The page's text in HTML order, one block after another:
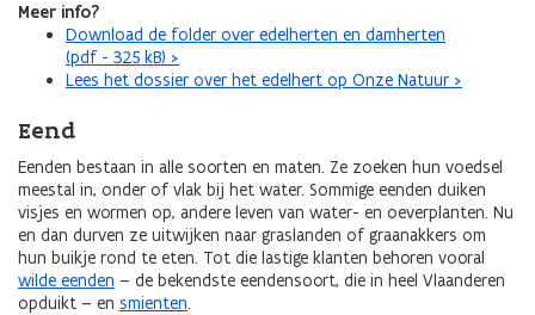
Meer info?
Download de folder over edelherten en damherten
(pdf - 325 kB) >
Lees het dossier over het edelhert op Onze Natuur >
Eend
Eenden bestaan in alle soorten en maten. Ze zoeken hun voedsel
meestal in, onder of vlak bij het water. Sommige eenden duiken
visjes en wormen op, andere leven van water- en oeverplanten. Nu
en dan durven ze uitwijken naar graslanden of graanakkers om
hun buikje rond te eten. Tot die lastige klanten behoren vooral
wilde eenden – de bekendste eendensoort, die in heel Vlaanderen
opduikt – en smienten.